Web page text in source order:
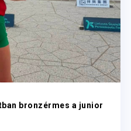
bronzérmes a junior